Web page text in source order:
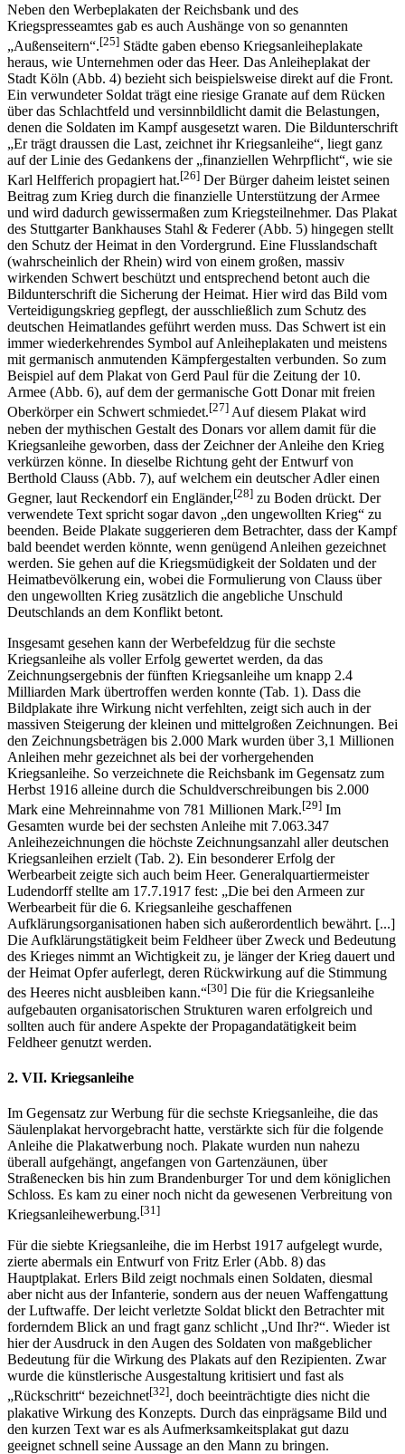
Neben den Werbeplakaten der Reichsbank und des
Kriegspresseamtes gab es auch Aushänge von so genannten
„Außenseitern“.[25] Städte gaben ebenso Kriegsanleiheplakate
heraus, wie Unternehmen oder das Heer. Das Anleiheplakat der
Stadt Köln (Abb. 4) bezieht sich beispielsweise direkt auf die Front.
Ein verwundeter Soldat trägt eine riesige Granate auf dem Rücken
über das Schlachtfeld und versinnbildlicht damit die Belastungen,
denen die Soldaten im Kampf ausgesetzt waren. Die Bildunterschrift
„Er trägt draussen die Last, zeichnet ihr Kriegsanleihe“, liegt ganz
auf der Linie des Gedankens der „finanziellen Wehrpflicht“, wie sie
Karl Helfferich propagiert hat.[26] Der Bürger daheim leistet seinen
Beitrag zum Krieg durch die finanzielle Unterstützung der Armee
und wird dadurch gewissermaßen zum Kriegsteilnehmer. Das Plakat
des Stuttgarter Bankhauses Stahl & Federer (Abb. 5) hingegen stellt
den Schutz der Heimat in den Vordergrund. Eine Flusslandschaft
(wahrscheinlich der Rhein) wird von einem großen, massiv
wirkenden Schwert beschützt und entsprechend betont auch die
Bildunterschrift die Sicherung der Heimat. Hier wird das Bild vom
Verteidigungskrieg gepflegt, der ausschließlich zum Schutz des
deutschen Heimatlandes geführt werden muss. Das Schwert ist ein
immer wiederkehrendes Symbol auf Anleiheplakaten und meistens
mit germanisch anmutenden Kämpfergestalten verbunden. So zum
Beispiel auf dem Plakat von Gerd Paul für die Zeitung der 10.
Armee (Abb. 6), auf dem der germanische Gott Donar mit freien
Oberkörper ein Schwert schmiedet.[27] Auf diesem Plakat wird
neben der mythischen Gestalt des Donars vor allem damit für die
Kriegsanleihe geworben, dass der Zeichner der Anleihe den Krieg
verkürzen könne. In dieselbe Richtung geht der Entwurf von
Berthold Clauss (Abb. 7), auf welchem ein deutscher Adler einen
Gegner, laut Reckendorf ein Engländer,[28] zu Boden drückt. Der
verwendete Text spricht sogar davon „den ungewollten Krieg“ zu
beenden. Beide Plakate suggerieren dem Betrachter, dass der Kampf
bald beendet werden könnte, wenn genügend Anleihen gezeichnet
werden. Sie gehen auf die Kriegsmüdigkeit der Soldaten und der
Heimatbevölkerung ein, wobei die Formulierung von Clauss über
den ungewollten Krieg zusätzlich die angebliche Unschuld
Deutschlands an dem Konflikt betont.
Insgesamt gesehen kann der Werbefeldzug für die sechste
Kriegsanleihe als voller Erfolg gewertet werden, da das
Zeichnungsergebnis der fünften Kriegsanleihe um knapp 2.4
Milliarden Mark übertroffen werden konnte (Tab. 1). Dass die
Bildplakate ihre Wirkung nicht verfehlten, zeigt sich auch in der
massiven Steigerung der kleinen und mittelgroßen Zeichnungen. Bei
den Zeichnungsbeträgen bis 2.000 Mark wurden über 3,1 Millionen
Anleihen mehr gezeichnet als bei der vorhergehenden
Kriegsanleihe. So verzeichnete die Reichsbank im Gegensatz zum
Herbst 1916 alleine durch die Schuldverschreibungen bis 2.000
Mark eine Mehreinnahme von 781 Millionen Mark.[29] Im
Gesamten wurde bei der sechsten Anleihe mit 7.063.347
Anleihezeichnungen die höchste Zeichnungsanzahl aller deutschen
Kriegsanleihen erzielt (Tab. 2). Ein besonderer Erfolg der
Werbearbeit zeigte sich auch beim Heer. Generalquartiermeister
Ludendorff stellte am 17.7.1917 fest: „Die bei den Armeen zur
Werbearbeit für die 6. Kriegsanleihe geschaffenen
Aufklärungsorganisationen haben sich außerordentlich bewährt. [...]
Die Aufklärungstätigkeit beim Feldheer über Zweck und Bedeutung
des Krieges nimmt an Wichtigkeit zu, je länger der Krieg dauert und
der Heimat Opfer auferlegt, deren Rückwirkung auf die Stimmung
des Heeres nicht ausbleiben kann.“[30] Die für die Kriegsanleihe
aufgebauten organisatorischen Strukturen waren erfolgreich und
sollten auch für andere Aspekte der Propagandatätigkeit beim
Feldheer genutzt werden.
2. VII. Kriegsanleihe
Im Gegensatz zur Werbung für die sechste Kriegsanleihe, die das
Säulenplakat hervorgebracht hatte, verstärkte sich für die folgende
Anleihe die Plakatwerbung noch. Plakate wurden nun nahezu
überall aufgehängt, angefangen von Gartenzäunen, über
Straßenecken bis hin zum Brandenburger Tor und dem königlichen
Schloss. Es kam zu einer noch nicht da gewesenen Verbreitung von
Kriegsanleihewerbung.[31]
Für die siebte Kriegsanleihe, die im Herbst 1917 aufgelegt wurde,
zierte abermals ein Entwurf von Fritz Erler (Abb. 8) das
Hauptplakat. Erlers Bild zeigt nochmals einen Soldaten, diesmal
aber nicht aus der Infanterie, sondern aus der neuen Waffengattung
der Luftwaffe. Der leicht verletzte Soldat blickt den Betrachter mit
forderndem Blick an und fragt ganz schlicht „Und Ihr?“. Wieder ist
hier der Ausdruck in den Augen des Soldaten von maßgeblicher
Bedeutung für die Wirkung des Plakats auf den Rezipienten. Zwar
wurde die künstlerische Ausgestaltung kritisiert und fast als
„Rückschritt“ bezeichnet[32], doch beeinträchtigte dies nicht die
plakative Wirkung des Konzepts. Durch das einprägsame Bild und
den kurzen Text war es als Aufmerksamkeitsplakat gut dazu
geeignet schnell seine Aussage an den Mann zu bringen.